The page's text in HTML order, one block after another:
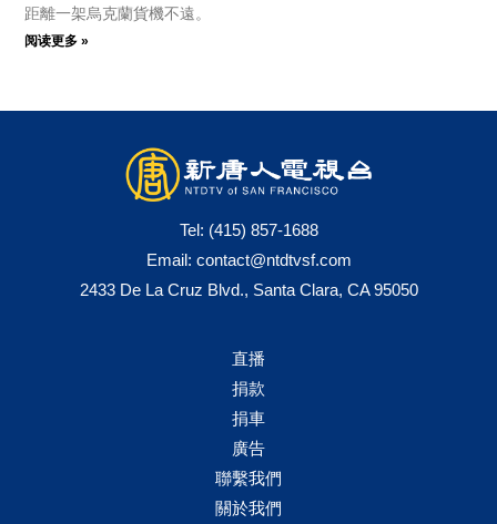
距離一架烏克蘭貨機不遠。
阅读更多 »
Tel: (415) 857-1688
Email: contact@ntdtvsf.com
2433 De La Cruz Blvd., Santa Clara, CA 95050
直播
捐款
捐車
廣告
聯繫我們
關於我們